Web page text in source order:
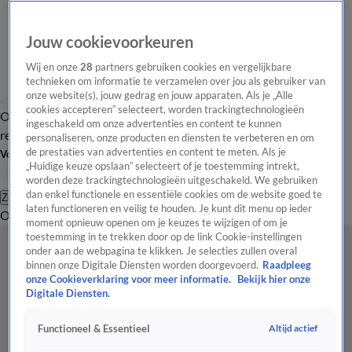
Overzicht Laatste nieuws Regionieuws Het beste van Hart
Tip de
redactie
Volg Hart van Nederland
Zoeken
OverzichtRegioUitzendingenWeerTip de redactiePanelVideo's
Jouw cookievoorkeuren
Wij en onze28 partners gebruiken cookies en vergelijkbare
technieken om informatie te verzamelen over jou als gebruiker van
onze website(s), jouw gedrag en jouw apparaten. Als je „Alle
cookies accepteren” selecteert, worden trackingtechnologieën
ingeschakeld om onze advertenties en content te kunnen
personaliseren, onze producten en diensten te verbeteren en om
de prestaties van advertenties en content te meten. Als je
„Huidige keuze opslaan” selecteert of je toestemming intrekt,
worden deze trackingtechnologieën uitgeschakeld. We gebruiken
dan enkel functionele en essentiële cookies om de website goed te
laten functioneren en veilig te houden. Je kunt dit menu op ieder
moment opnieuw openen om je keuzes te wijzigen of om je
toestemming in te trekken door op de link Cookie-instellingen
onder aan de webpagina te klikken. Je selecties zullen overal
binnen onze Digitale Diensten worden doorgevoerd. Raadpleeg
onze Cookieverklaring voor meer informatie.
Bekijk hier onze
Digitale Diensten.
Functioneel & Essentieel Altijd actief